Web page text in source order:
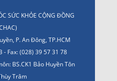
SỨC KHỎE CỘNG ĐỒNG
P. An Đông, TP.HCM
- Fax: (028) 39 57 31 78
BS.CK1 Bảo Huyền Tôn
Trâm